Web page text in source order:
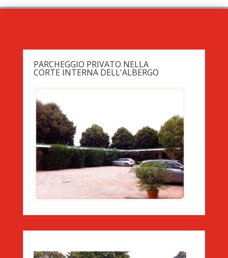
PARCHEGGIO PRIVATO NELLA
CORTE INTERNA DELL'ALBERGO